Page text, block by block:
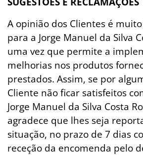
A opinião dos Clientes é
para a Jorge Manuel da Silva
uma vez que permite a
melhorias nos produtos
prestados. Assim, se por
Cliente não ficar satisfeitos
Jorge Manuel da Silva Costa
agradece que lhes seja
situação, no prazo de 7 dias
receção da encomenda pelo